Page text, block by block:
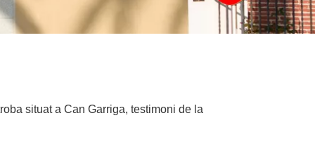
situat a Can Garriga, testimoni de la